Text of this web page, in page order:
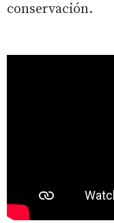
conservación.